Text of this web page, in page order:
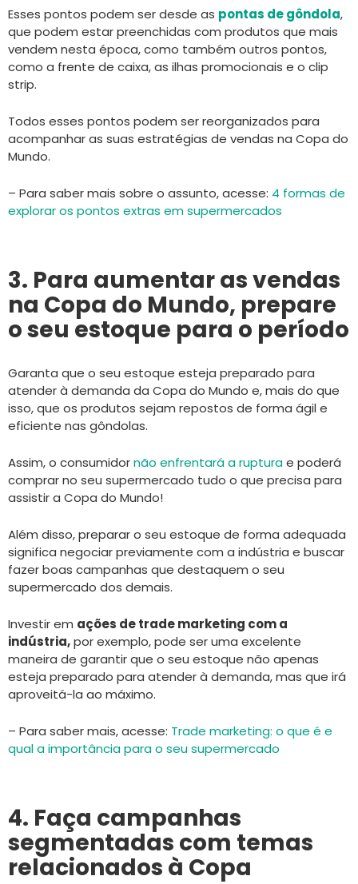
Esses pontos podem ser desde as pontas de gôndola,
que podem estar preenchidas com produtos que mais
vendem nesta época, como também outros pontos,
como a frente de caixa, as ilhas promocionais e o clip
strip.
Todos esses pontos podem ser reorganizados para
acompanhar as suas estratégias de vendas na Copa do
Mundo.
– Para saber mais sobre o assunto, acesse: 4 formas de
explorar os pontos extras em supermercados
3. Para aumentar as vendas
na Copa do Mundo, prepare
o seu estoque para o período
Garanta que o seu estoque esteja preparado para
atender à demanda da Copa do Mundo e, mais do que
isso, que os produtos sejam repostos de forma ágil e
eficiente nas gôndolas.
Assim, o consumidornão enfrentará a rupturae poderá
comprar no seu supermercado tudo o que precisa para
assistir a Copa do Mundo!
Além disso, preparar o seu estoque de forma adequada
significa negociar previamente com a indústria e buscar
fazer boas campanhas que destaquem o seu
supermercado dos demais.
Investir em ações de trade marketing com a
indústria,por exemplo, pode ser uma excelente
maneira de garantir que o seu estoque não apenas
esteja preparado para atender à demanda, mas que irá
aproveitá-la ao máximo.
– Para saber mais, acesse: Trade marketing: o que é e
qual a importância para o seu supermercado
4. Faça campanhas
segmentadas com temas
relacionados à Copa